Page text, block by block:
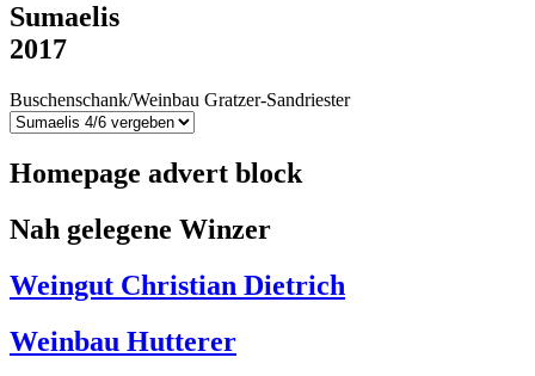
Sumaelis
2017
Buschenschank/Weinbau Gratzer-Sandriester
Homepage advert block
Nah gelegene Winzer
Weingut Christian Dietrich
Weinbau Hutterer